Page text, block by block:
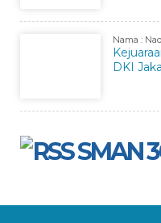
Nama :
DKI
SMAN